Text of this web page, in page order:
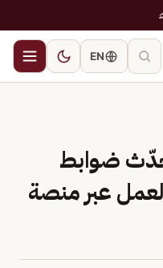
EN
ضوابط
العمل عبر منصة